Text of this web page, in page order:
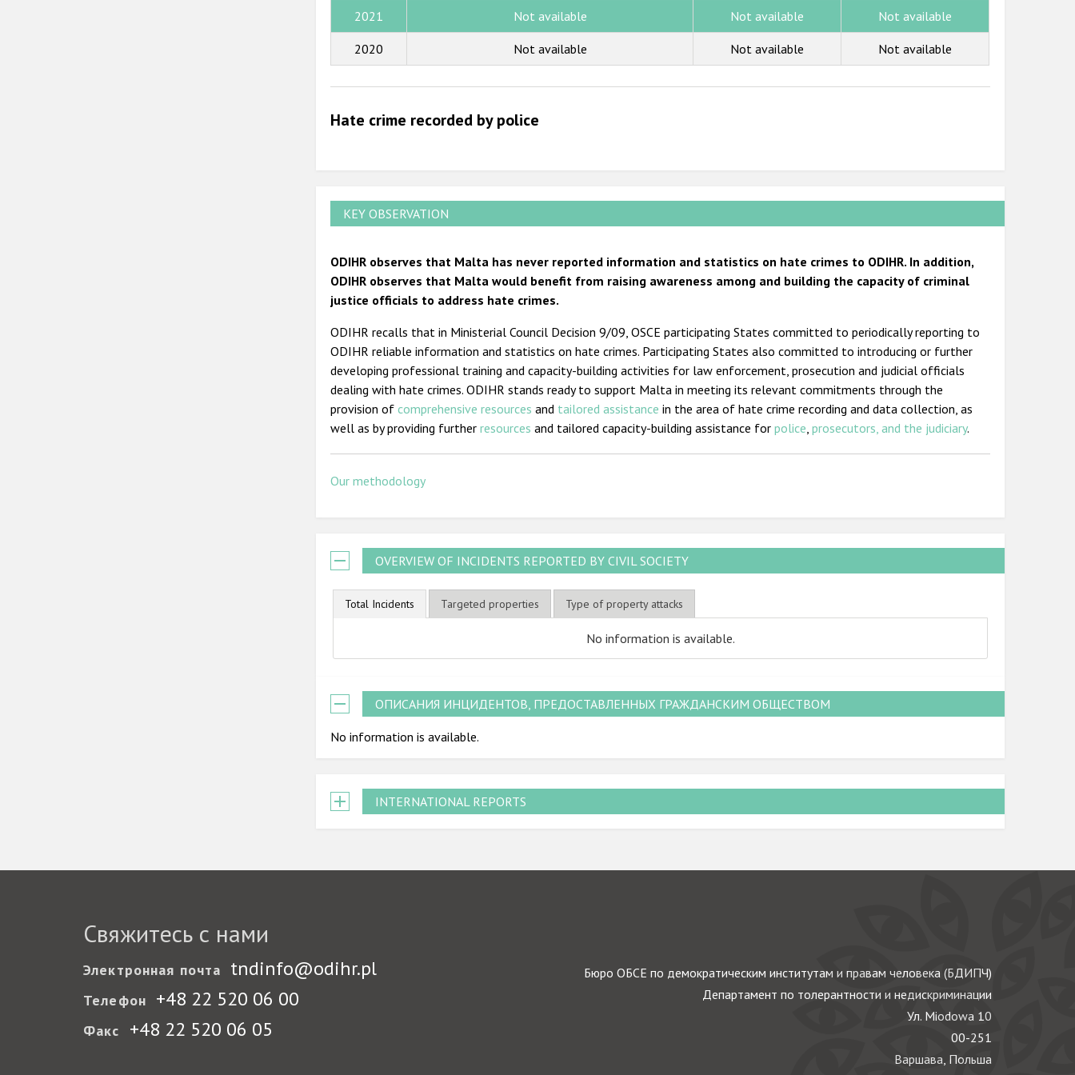
2011
2021 Not available Not available Not available
2020 Not available Not available Not available
Hate crime recorded by police
KEY OBSERVATION
ODIHR observes that Malta has never reported information and statistics on hate crimes to ODIHR. In addition,
ODIHR observes that Malta would benefit from raising awareness among and building the capacity of criminal
justice officials to address hate crimes.
ODIHR recalls that in Ministerial Council Decision 9/09, OSCE participating States committed to periodically reporting to
ODIHR reliable information and statistics on hate crimes. Participating States also committed to introducing or further
developing professional training and capacity-building activities for law enforcement, prosecution and judicial officials
dealing with hate crimes. ODIHR stands ready to support Malta in meeting its relevant commitments through the
provision ofcomprehensive resources and tailored assistance in the area of hate crime recording and data collection, as
well as by providing furtherresources and tailored capacity-building assistance forpolice,prosecutors, and the judiciary.
Our methodology
OVERVIEW OF INCIDENTS REPORTED BY CIVIL SOCIETY
Total Incidents Targeted properties Type of property attacks
No information is available.
ОПИСАНИЯ ИНЦИДЕНТОВ, ПРЕДОСТАВЛЕННЫХ ГРАЖДАНСКИМ ОБЩЕСТВОМ
No information is available.
INTERNATIONAL REPORTS
Свяжитесь с нами
Электронная почта tndinfo@odihr.pl
Телефон +48 22 520 06 00
Факс +48 22 520 06 05
Бюро ОБСЕ по демократическим институтам и правам человека (БДИПЧ)
Департамент по толерантности и недискриминации
Ул. Miodowa 10
00-251
Варшава, Польша